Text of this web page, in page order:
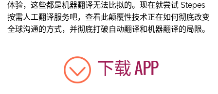
体验，这些都是机器翻译无法比拟的。现在就尝试 Stepes
按需人工翻译服务吧，查看此颠覆性技术正在如何彻底改变
全球沟通的方式，并彻底打破自动翻译和机器翻译的局限。
下载 APP